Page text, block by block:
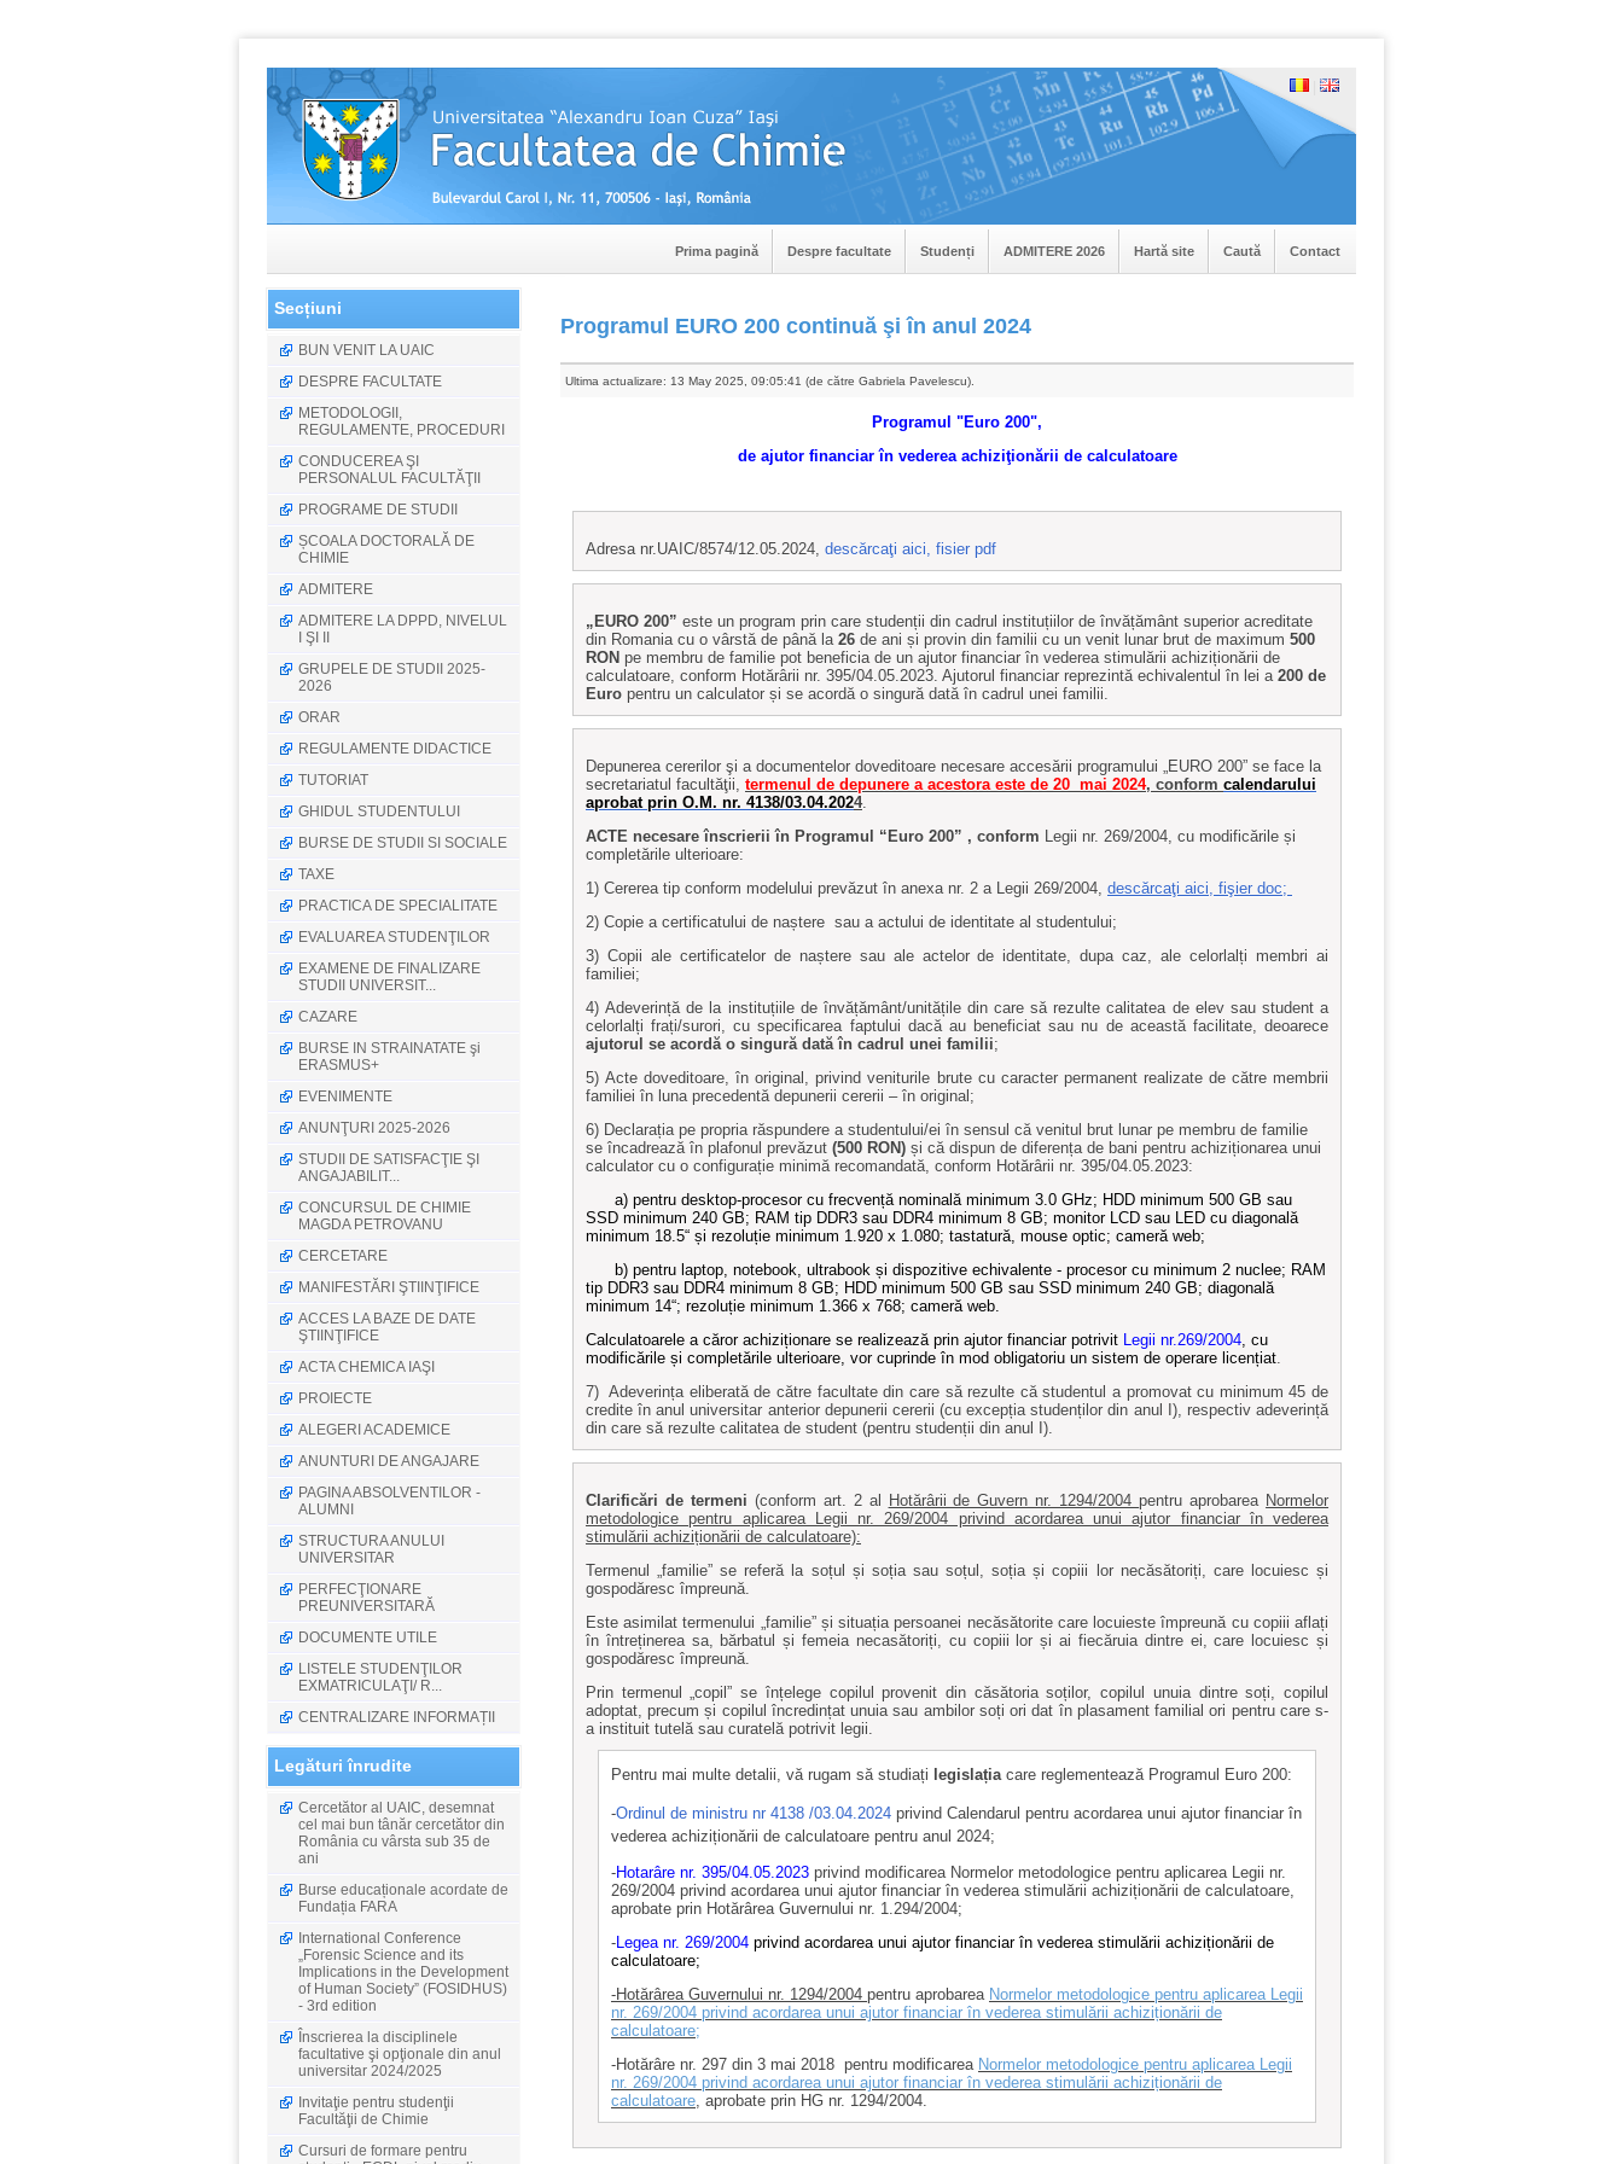
Prima pagină Despre facultate Studenți ADMITERE 2026 Hartă site Caută Contact
Secțiuni
BUN VENIT LA UAIC
DESPRE FACULTATE
METODOLOGII,
REGULAMENTE, PROCEDURI
CONDUCEREA ŞI
PERSONALUL FACULTĂŢII
PROGRAME DE STUDII
ȘCOALA DOCTORALĂ DE
CHIMIE
ADMITERE
ADMITERE LA DPPD, NIVELUL
I ŞI II
GRUPELE DE STUDII 2025-
2026
ORAR
REGULAMENTE DIDACTICE
TUTORIAT
GHIDUL STUDENTULUI
BURSE DE STUDII SI SOCIALE
TAXE
PRACTICA DE SPECIALITATE
EVALUAREA STUDENŢILOR
EXAMENE DE FINALIZARE
STUDII UNIVERSIT...
CAZARE
BURSE IN STRAINATATE şi
ERASMUS+
EVENIMENTE
ANUNŢURI 2025-2026
STUDII DE SATISFACŢIE ŞI
ANGAJABILIT...
CONCURSUL DE CHIMIE
MAGDA PETROVANU
CERCETARE
MANIFESTĂRI ŞTIINŢIFICE
ACCES LA BAZE DE DATE
ŞTIINŢIFICE
ACTA CHEMICA IAŞI
PROIECTE
ALEGERI ACADEMICE
ANUNTURI DE ANGAJARE
PAGINA ABSOLVENTILOR -
ALUMNI
STRUCTURA ANULUI
UNIVERSITAR
PERFECŢIONARE
PREUNIVERSITARĂ
DOCUMENTE UTILE
LISTELE STUDENŢILOR
EXMATRICULAŢI/ R...
CENTRALIZARE INFORMAȚII
Legături înrudite
Cercetător al UAIC, desemnat
cel mai bun tânăr cercetător din
România cu vârsta sub 35 de
ani
Burse educaționale acordate de
Fundația FARA
International Conference
„Forensic Science and its
Implications in the Development
of Human Society” (FOSIDHUS)
- 3rd edition
Înscrierea la disciplinele
facultative şi opţionale din anul
universitar 2024/2025
Invitaţie pentru studenţii
Facultăţii de Chimie
Cursuri de formare pentru
Programul EURO 200 continuă şi în anul 2024
Ultima actualizare: 13 May 2025, 09:05:41 (de către Gabriela Pavelescu).
Programul "Euro 200",
de ajutor financiar în vederea achiziţionării de calculatoare
Adresa nr.UAIC/8574/12.05.2024, descărcaţi aici, fisier pdf
„EURO 200” este un program prin care studenții din cadrul instituțiilor de învățământ superior acreditate
din Romania cu o vârstă de până la 26 de ani și provin din familii cu un venit lunar brut de maximum 500
RON pe membru de familie pot beneficia de un ajutor financiar în vederea stimulării achiziționării de
calculatoare, conform Hotărârii nr. 395/04.05.2023. Ajutorul financiar reprezintă echivalentul în lei a 200 de
Euro pentru un calculator și se acordă o singură dată în cadrul unei familii.
Depunerea cererilor şi a documentelor doveditoare necesare accesării programului „EURO 200” se face la
secretariatul facultăţii, termenul de depunere a acestora este de 20 mai 2024, conform calendarului
aprobat prin O.M. nr. 4138/03.04.2024.
ACTE necesare înscrierii în Programul “Euro 200” , conform Legii nr. 269/2004, cu modificările și
completările ulterioare:
1) Cererea tip conform modelului prevăzut în anexa nr. 2 a Legii 269/2004, descărcaţi aici, fişier doc;
2) Copie a certificatului de naștere sau a actului de identitate al studentului;
3) Copii ale certificatelor de naștere sau ale actelor de identitate, dupa caz, ale celorlalți membri ai
familiei;
4) Adeverință de la instituțiile de învățământ/unitățile din care să rezulte calitatea de elev sau student a
celorlalți frați/surori, cu specificarea faptului dacă au beneficiat sau nu de această facilitate, deoarece
ajutorul se acordă o singură dată în cadrul unei familii;
5) Acte doveditoare, în original, privind veniturile brute cu caracter permanent realizate de către membrii
familiei în luna precedentă depunerii cererii – în original;
6) Declarația pe propria răspundere a studentului/ei în sensul că venitul brut lunar pe membru de familie
se încadrează în plafonul prevăzut (500 RON) și că dispun de diferența de bani pentru achiziționarea unui
calculator cu o configurație minimă recomandată, conform Hotărârii nr. 395/04.05.2023:
a) pentru desktop-procesor cu frecvență nominală minimum 3.0 GHz; HDD minimum 500 GB sau
SSD minimum 240 GB; RAM tip DDR3 sau DDR4 minimum 8 GB; monitor LCD sau LED cu diagonală
minimum 18.5“ și rezoluție minimum 1.920 x 1.080; tastatură, mouse optic; cameră web;
b) pentru laptop, notebook, ultrabook și dispozitive echivalente - procesor cu minimum 2 nuclee; RAM
tip DDR3 sau DDR4 minimum 8 GB; HDD minimum 500 GB sau SSD minimum 240 GB; diagonală
minimum 14“; rezoluție minimum 1.366 x 768; cameră web.
Calculatoarele a căror achiziționare se realizează prin ajutor financiar potrivit Legii nr.269/2004, cu
modificările și completările ulterioare, vor cuprinde în mod obligatoriu un sistem de operare licențiat.
7) Adeverința eliberată de către facultate din care să rezulte că studentul a promovat cu minimum 45 de
credite în anul universitar anterior depunerii cererii (cu excepția studenților din anul I), respectiv adeverință
din care să rezulte calitatea de student (pentru studenții din anul I).
Clarificări de termeni (conform art. 2 al Hotărârii de Guvern nr. 1294/2004pentru aprobarea Normelor
metodologice pentru aplicarea Legii nr. 269/2004 privind acordarea unui ajutor financiar în vederea
stimulării achiziționării de calculatoare):
Termenul „familie” se referă la soțul și soția sau soțul, soția și copiii lor necăsătoriți, care locuiesc și
gospodăresc împreună.
Este asimilat termenului „familie” și situația persoanei necăsătorite care locuieste împreună cu copiii aflați
în întreținerea sa, bărbatul și femeia necasătoriți, cu copiii lor și ai fiecăruia dintre ei, care locuiesc și
gospodăresc împreună.
Prin termenul „copil” se înțelege copilul provenit din căsătoria soților, copilul unuia dintre soți, copilul
adoptat, precum și copilul încredințat unuia sau ambilor soți ori dat în plasament familial ori pentru care s-
a instituit tutelă sau curatelă potrivit legii.
Pentru mai multe detalii, vă rugam să studiați legislațiacare reglementează Programul Euro 200:
-Ordinul de ministru nr 4138 /03.04.2024 privind Calendarul pentru acordarea unui ajutor financiar în
vederea achiziționării de calculatoare pentru anul 2024;
-Hotarâre nr. 395/04.05.2023 privind modificarea Normelor metodologice pentru aplicarea Legii nr.
269/2004 privind acordarea unui ajutor financiar în vederea stimulării achiziționării de calculatoare,
aprobate prin Hotărârea Guvernului nr. 1.294/2004;
-Legea nr. 269/2004 privind acordarea unui ajutor financiar în vederea stimulării achiziționării de
calculatoare;
-Hotărârea Guvernului nr. 1294/2004 pentru aprobarea Normelor metodologice pentru aplicarea Legii
nr. 269/2004 privind acordarea unui ajutor financiar în vederea stimulării achiziționării de
calculatoare;
-Hotărâre nr. 297 din 3 mai 2018 pentru modificarea Normelor metodologice pentru aplicarea Legii
nr. 269/2004 privind acordarea unui ajutor financiar în vederea stimulării achiziționării de
calculatoare, aprobate prin HG nr. 1294/2004.